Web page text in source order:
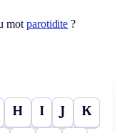
mot parotidite ?
H I J K